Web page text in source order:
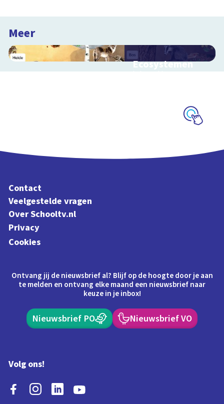
Meer
Ecosystemen
Interactieve
Contact
Veelgestelde vragen
Over Schooltv.nl
Privacy
Cookies
Ontvang jij de nieuwsbrief al? Blijf op de hoogte door je aan
te melden en ontvang elke maand een nieuwsbrief naar
keuze in je inbox!
Nieuwsbrief PO Nieuwsbrief VO
Volg ons!